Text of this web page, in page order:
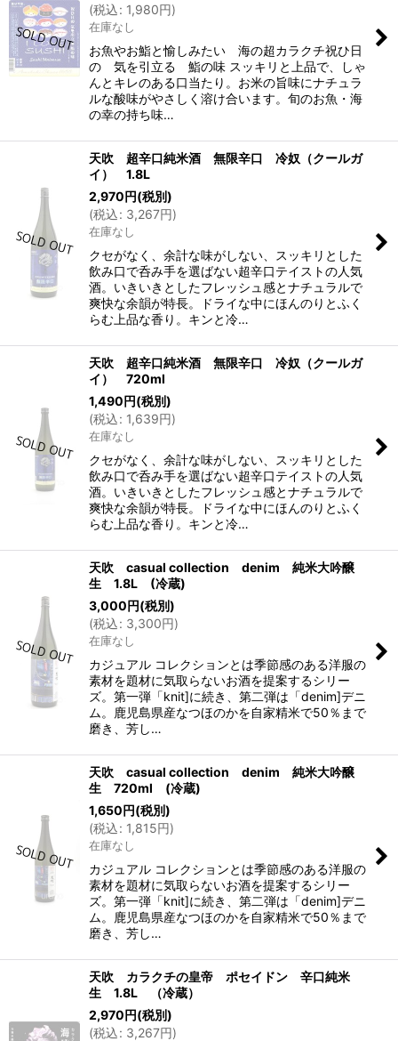
(税込: 1,980円)
在庫なし
お魚やお鮨と愉しみたい 海の超カラクチ祝ひ日
の 気を引立る 鮨の味 スッキリと上品で、しゃ
んとキレのある口当たり。お米の旨味にナチュラ
ルな酸味がやさしく溶け合います。旬のお魚・海
の幸の持ち味…
天吹 超辛口純米酒 無限辛口 冷奴（クールガ
イ） 1.8L
2,970円(税別)
(税込: 3,267円)
在庫なし
クセがなく、余計な味がしない、スッキリとした
飲み口で呑み手を選ばない超辛口テイストの人気
酒。いきいきとしたフレッシュ感とナチュラルで
爽快な余韻が特長。ドライな中にほんのりとふく
らむ上品な香り。キンと冷…
天吹 超辛口純米酒 無限辛口 冷奴（クールガ
イ） 720ml
1,490円(税別)
(税込: 1,639円)
在庫なし
クセがなく、余計な味がしない、スッキリとした
飲み口で呑み手を選ばない超辛口テイストの人気
酒。いきいきとしたフレッシュ感とナチュラルで
爽快な余韻が特長。ドライな中にほんのりとふく
らむ上品な香り。キンと冷…
天吹 casual collection denim 純米大吟醸
生 1.8L (冷蔵)
3,000円(税別)
(税込: 3,300円)
在庫なし
カジュアル コレクションとは季節感のある洋服の
素材を題材に気取らないお酒を提案するシリー
ズ。第一弾「knit]に続き、第二弾は「denim]デニ
ム。鹿児島県産なつほのかを自家精米で50％まで
磨き、芳し…
天吹 casual collection denim 純米大吟醸
生 720ml (冷蔵)
1,650円(税別)
(税込: 1,815円)
在庫なし
カジュアル コレクションとは季節感のある洋服の
素材を題材に気取らないお酒を提案するシリー
ズ。第一弾「knit]に続き、第二弾は「denim]デニ
ム。鹿児島県産なつほのかを自家精米で50％まで
磨き、芳し…
天吹 カラクチの皇帝 ポセイドン 辛口純米
生 1.8L （冷蔵）
2,970円(税別)
(税込: 3,267円)